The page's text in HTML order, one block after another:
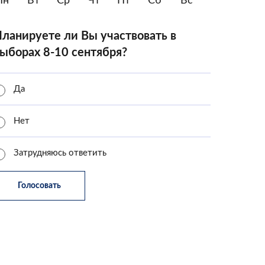
ли Вы участвовать в
8-10 сентября?
Да
Нет
Затрудняюсь ответить